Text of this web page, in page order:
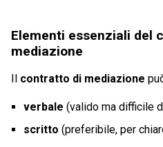
Elementi essenziali del
mediazione
Il contratto di mediazione
verbale (valido ma difficile
scritto (preferibile, per